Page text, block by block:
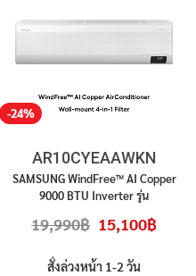
-24%
AR10CYEAAWKN
SAMSUNG WindFree™ AI Copper
9000 BTU Inverter รุ่น
ศูนย์ รามคาไม่รวมติดตั้ง
19,990฿ Original
price
19,990฿.
15,100฿price
สั่งล่วงหน้า 1-2 วัน